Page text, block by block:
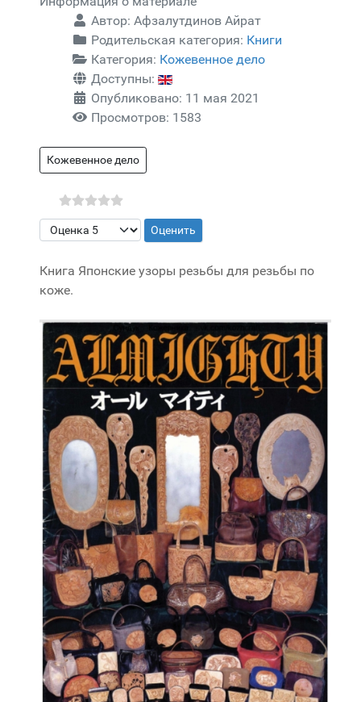
Автор: Афзалутдинов Айрат
Родительская категория: Книги
Категория: Кожевенное дело
Доступны:
Опубликовано: 11 мая 2021
Просмотров: 1583
Кожевенное дело
Пожалуйста, оцените
Книга Японские узоры резьбы для резьбы по
коже.